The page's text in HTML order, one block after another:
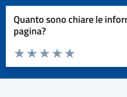
Quanto sono chiare le
pagina?
Valuta da 1 a 5 stelle la pagina
Valuta 5 stelle su 5
Valuta 4 stelle su 5
Valuta 3 stelle su 5
Valuta 2 stelle su 5
Valuta 1 stelle su 5